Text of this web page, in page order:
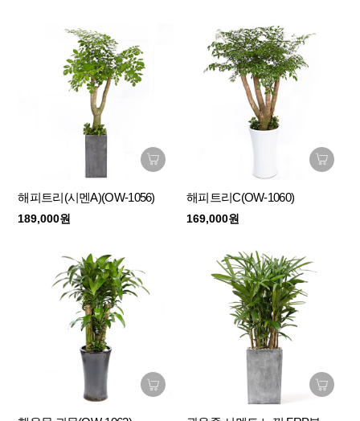
해피트리(시멘A)(OW-1056)
189,000원
해피트리C(OW-1060)
169,000원